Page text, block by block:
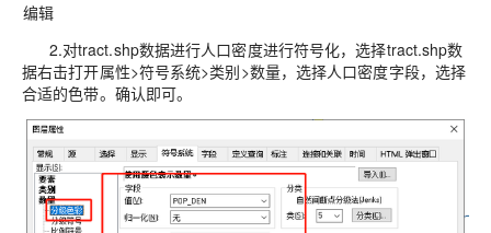
编辑
2.对tract.shp数据进行人口密度进行符号化，选择tract.shp数
据右击打开属性>符号系统>类别>数量，选择人口密度字段，选择
合适的色带。确认即可。